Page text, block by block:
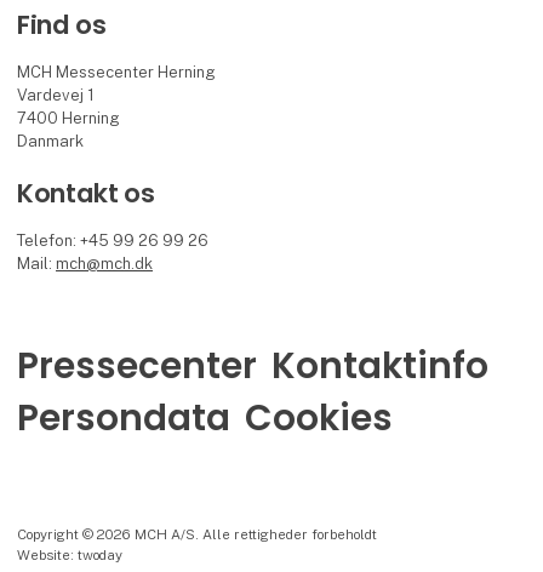
Find os
MCH Messecenter Herning
Vardevej 1
7400 Herning
Danmark
Kontakt os
Telefon: +45 99 26 99 26
Mail: mch@mch.dk
Pressecenter Kontaktinfo
Persondata Cookies
Copyright © 2026 MCH A/S. Alle rettigheder forbeholdt
Website: twoday